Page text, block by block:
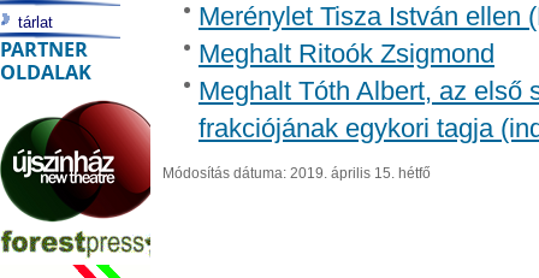
Merénylet Tisza István ellen
Meghalt Ritoók Zsigmond
Meghalt Tóth Albert, az első
frakciójának egykori tagja
Módosítás dátuma: 2019. április 15. hétfő
tárlat
PARTNER
OLDALAK